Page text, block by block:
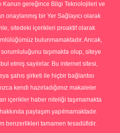
Kanun gereğince Bilgi Teknolojileri ve
onaylanmış bir Yer Sağlayıcı olarak
sitedeki içerikleri proaktif olarak
bulunmamaktadır. Ancak,
taşımakta olup, siteye
etmiş sayılırlar. Bu internet sitesi,
şahıs şirketi ile hiçbir bağlantısı
kendi hazırladığımız makaleler
içerikler haber niteliği taşımamakta
paylaşım yapılmamaktadır.
benzerlikleri tamamen tesadüfidir.